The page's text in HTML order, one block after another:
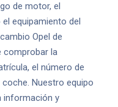
de motor, el
equipamiento del
Opel de
comprobar la
el número de
Nuestro equipo
información y